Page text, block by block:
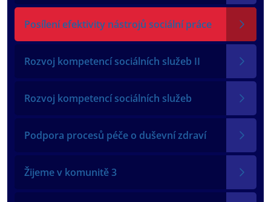
Posílení efektivity nástrojů sociální práce
Rozvoj kompetencí sociálních služeb II
Rozvoj kompetencí sociálních služeb
Podpora procesů péče o duševní zdraví
Žijeme v komunitě 3